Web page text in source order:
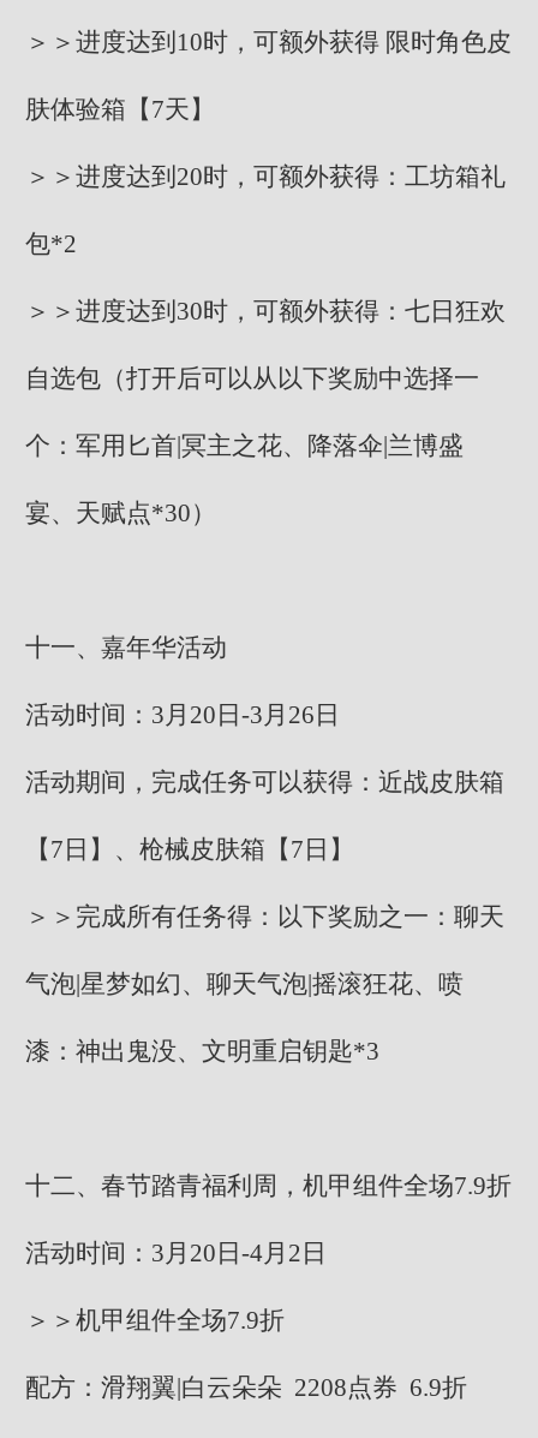
＞＞进度达到10时，可额外获得 限时角色皮
肤体验箱【7天】
＞＞进度达到20时，可额外获得：工坊箱礼
包*2
＞＞进度达到30时，可额外获得：七日狂欢
自选包（打开后可以从以下奖励中选择一
个：军用匕首|冥主之花、降落伞|兰博盛
宴、天赋点*30）
十一、嘉年华活动
活动时间：3月20日-3月26日
活动期间，完成任务可以获得：近战皮肤箱
【7日】、枪械皮肤箱【7日】
＞＞完成所有任务得：以下奖励之一：聊天
气泡|星梦如幻、聊天气泡|摇滚狂花、喷
漆：神出鬼没、文明重启钥匙*3
十二、春节踏青福利周，机甲组件全场7.9折
活动时间：3月20日-4月2日
＞＞机甲组件全场7.9折
配方：滑翔翼|白云朵朵 2208点券 6.9折